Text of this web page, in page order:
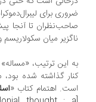
برای
تا آنجا پیش
میان سکولاریسم و
این ترتیب، «مساله»
گذاشته شده بود، مجددا
اهتمام کتاب « اسلام و